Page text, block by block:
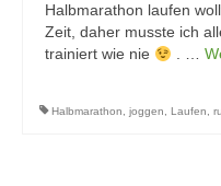
Halbmarathon laufen
Zeit, daher musste ich
trainiert wie nie
. …
Halbmarathon, joggen, Laufen,